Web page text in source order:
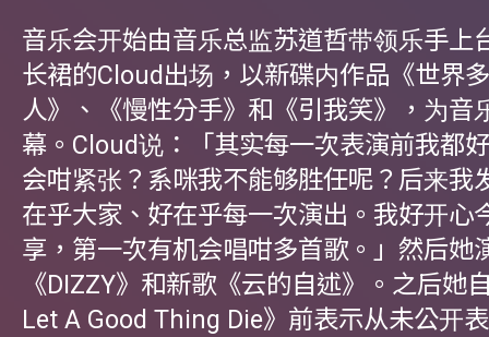
音乐会开始由音乐总监苏道哲带领乐手上
长裙的Cloud出场，以新碟内作品《世界
人》、《慢性分手》和《引我笑》，为音
幕。Cloud说：「其实每一次表演前我都
会咁紧张？系咪我不能够胜任呢？后来我
在乎大家、好在乎每一次演出。我好开心
享，第一次有机会唱咁多首歌。」然后她
《DIZZY》和新歌《云的自述》。之后她
Let A Good Thing Die》前表示从未公开